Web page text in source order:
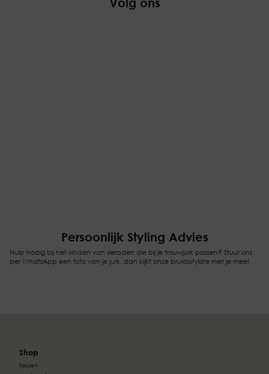
Persoonlijk Styling Advies
Hulp nodig bij het vinden van sieraden die bij je trouwjurk passen? Stuur ons
per WhatsApp een foto van je jurk, dan kijkt onze bruidsstyliste met je mee!
Shop
tassen